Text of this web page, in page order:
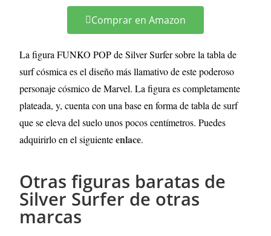
Comprar en Amazon
La figura FUNKO POP de Silver Surfer sobre la tabla de
surf cósmica es el diseño más llamativo de este poderoso
personaje cósmico de Marvel. La figura es completamente
plateada, y, cuenta con una base en forma de tabla de surf
que se eleva del suelo unos pocos centímetros. Puedes
adquirirlo en el siguienteenlace.
Otras figuras baratas de
Silver Surfer de otras
marcas